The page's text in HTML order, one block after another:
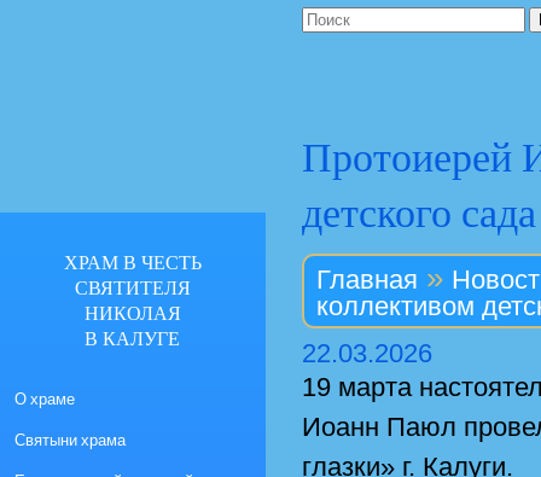
Протоиерей
детского
Главная »
коллективом
22.03.2026
19 марта
Иоанн Паюл
глазки» г. Калуги.
ХРАМ В ЧЕСТЬ
СВЯТИТЕЛЯ
НИКОЛАЯ
В КАЛУГЕ
О храме
Святыни храма